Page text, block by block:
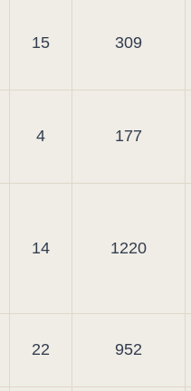
15 309
4 177
14 1220
22 952